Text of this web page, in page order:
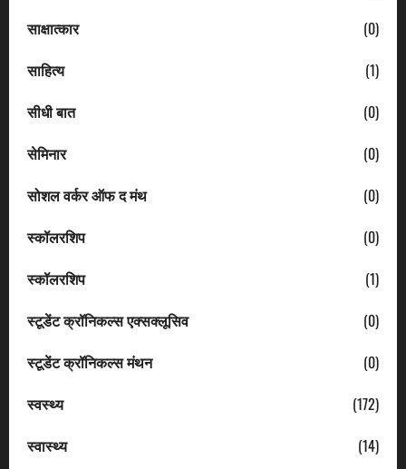
साक्षात्कार
(0)
साहित्य
(1)
सीधी बात
(0)
सेमिनार
(0)
सोशल वर्कर ऑफ द मंथ
(0)
स्कॉलरशिप
(0)
स्कॉलरशिप
(1)
स्टूडेंट क्रॉनिकल्स एक्सक्लूसिव
(0)
स्टूडेंट क्रॉनिकल्स मंथन
(0)
स्वस्थ्य
(172)
स्वास्थ्य
(14)